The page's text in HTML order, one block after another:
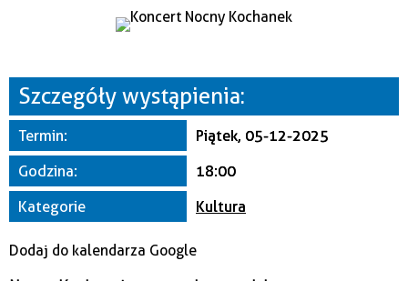
—
Organizator
Szczegóły wystąpienia:
Termin:
Piątek, 05-12-2025
Godzina:
18:00
Kategorie
Kultura
Dodaj do kalendarza Google